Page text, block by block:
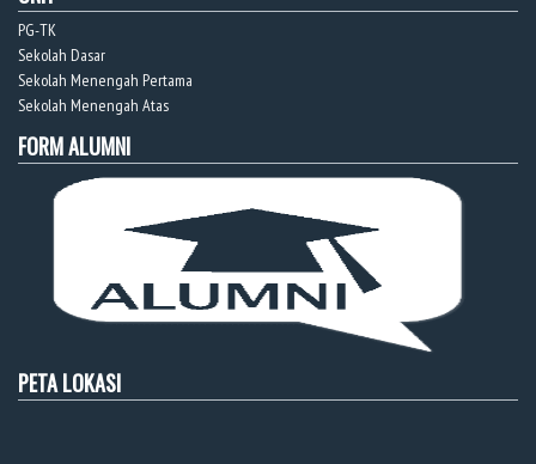
PG-TK
Sekolah Dasar
Sekolah Menengah Pertama
Sekolah Menengah Atas
FORM ALUMNI
PETA LOKASI